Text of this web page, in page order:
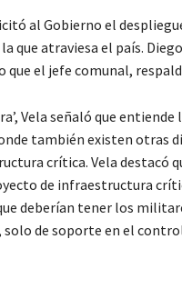
al Gobierno el
que atraviesa el país.
el jefe comunal,
Vela señaló que
también existen otras
crítica. Vela destacó
de infraestructura
deberían tener los
de soporte en el